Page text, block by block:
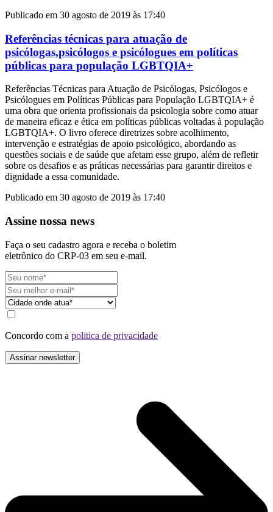
Publicado em 30 agosto de 2019 às 17:40
Referências técnicas para atuação de
psicólogas,psicólogos e psicólogues em políticas
públicas para população LGBTQIA+
Referências Técnicas para Atuação de Psicólogas, Psicólogos e
Psicólogues em Políticas Públicas para População LGBTQIA+ é
uma obra que orienta profissionais da psicologia sobre como atuar
de maneira eficaz e ética em políticas públicas voltadas à população
LGBTQIA+. O livro oferece diretrizes sobre acolhimento,
intervenção e estratégias de apoio psicológico, abordando as
questões sociais e de saúde que afetam esse grupo, além de refletir
sobre os desafios e as práticas necessárias para garantir direitos e
dignidade a essa comunidade.
Publicado em 30 agosto de 2019 às 17:40
Assine nossa news
Faça o seu cadastro agora e receba o boletim
eletrônico do CRP-03 em seu e-mail.
Concordo com a politica de privacidade